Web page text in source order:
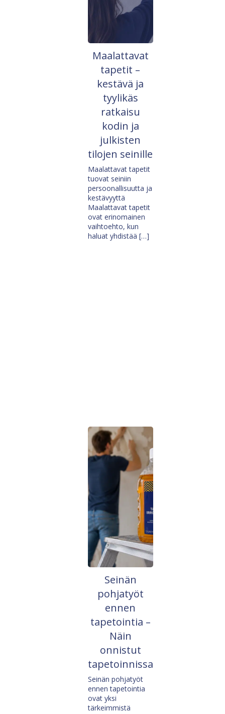
Maalattavat
tapetit –
kestävä ja
tyylikäs
ratkaisu
kodin ja
julkisten
tilojen seinille
Maalattavat tapetit
tuovat seiniin
persoonallisuutta ja
kestävyyttä
Maalattavat tapetit
ovat erinomainen
vaihtoehto, kun
haluat yhdistää […]
Seinän
pohjatyöt
ennen
tapetointia –
Näin
onnistut
tapetoinnissa
Seinän pohjatyöt
ennen tapetointia
ovat yksi
tärkeimmistä